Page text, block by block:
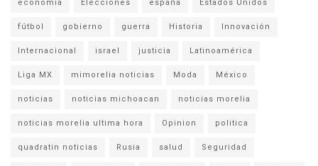
economia Elecciones españa Estados Unidos
fútbol gobierno guerra Historia Innovación
Internacional israel justicia Latinoamérica
Liga MX mimorelia noticias Moda México
noticias noticias michoacan noticias morelia
noticias morelia ultima hora Opinion politica
quadratin noticias Rusia salud Seguridad